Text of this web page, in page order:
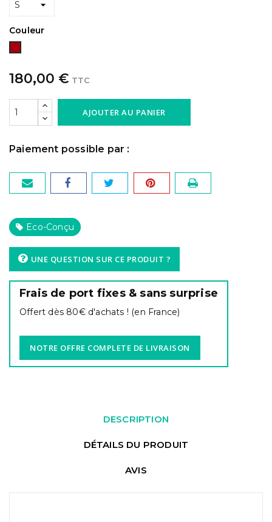
Couleur
Bordeaux
180,00 € TTC
AJOUTER AU PANIER
Eco-Conçu
UNE QUESTION SUR CE PRODUIT ?
Frais de port fixes & sans surprise
Offert dès 80€ d'achats ! (en France)
NOTRE OFFRE COMPLETE DE LIVRAISON
DESCRIPTION
DÉTAILS DU PRODUIT
AVIS